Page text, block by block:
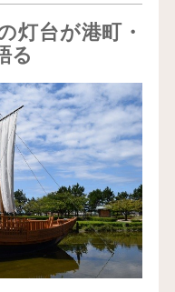
灯台が港町・
る